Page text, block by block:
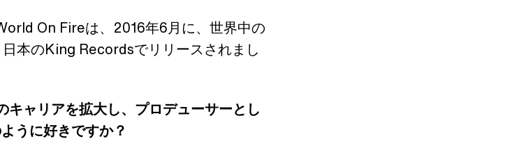
On Fireは、2016年6月に、世界中の
本のKing Recordsでリリースされまし
ャリアを拡大し、プロデューサーとし
うに好きですか？